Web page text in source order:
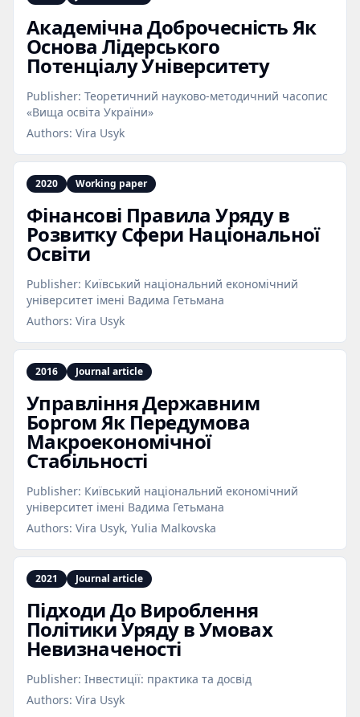
Академічна Доброчесність Як
Основа Лідерського
Потенціалу Університету
Publisher: Теоретичний науково-методичний часопис
«Вища освіта України»
Authors: Vira Usyk
2020 Working paper
Фінансові Правила Уряду в
Розвитку Сфери Національної
Освіти
Publisher: Київський національний економічний
університет імені Вадима Гетьмана
Authors: Vira Usyk
2016 Journal article
Управління Державним
Боргом Як Передумова
Макроекономічної
Стабільності
Publisher: Київський національний економічний
університет імені Вадима Гетьмана
Authors: Vira Usyk, Yulia Malkovska
2021 Journal article
Підходи До Вироблення
Політики Уряду в Умовах
Невизначеності
Publisher: Інвестиції: практика та досвід
Authors: Vira Usyk